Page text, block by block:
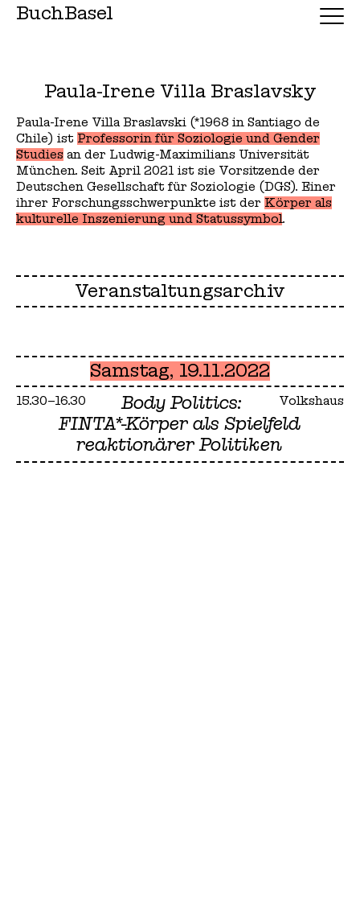
BuchBasel
Paula-Irene Villa Braslavsky
Paula-Irene Villa Braslavski (*1968 in Santiago de
Chile) ist Professorin für Soziologie und Gender
Studies an der Ludwig-Maximilians Universität
München. Seit April 2021 ist sie Vorsitzende der
Deutschen Gesellschaft für Soziologie (DGS). Einer
ihrer Forschungsschwerpunkte ist der Körper als
kulturelle Inszenierung und Statussymbol.
Veranstaltungsarchiv
Samstag, 19.11.2022
15.30–16.30 Volkshaus
Body Politics:
FINTA*-Körper als Spielfeld
reaktionärer Politiken